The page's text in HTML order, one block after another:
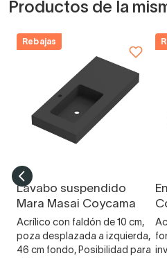
Productos de la
Rebajas
Lavabo suspendido
Mara Masai Coycama
Acrílico con faldón de 10 cm,
poza desplazada a izquierda,
46 cm fondo, Posibilidad para